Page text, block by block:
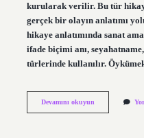
kurularak verilir. Bu tür
gerçek bir olayın anlatımı
hikaye anlatımında sanat
ifade biçimi anı,
türlerinde kullanılır.
Devamını okuyunÖykünme